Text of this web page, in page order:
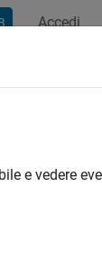
Accedi
e vedere